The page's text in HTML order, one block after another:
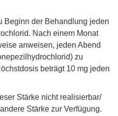
Beginn der Behandlung jeden
Nach einem Monat
anweisen, jeden Abend
zu
beträgt 10 mg jeden
Stärke nicht realisierbar/
Stärke zur Verfügung.